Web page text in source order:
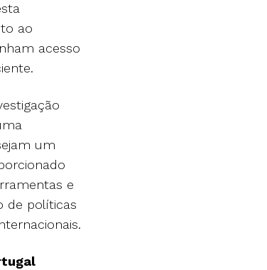
ao
acesso
um
e
de políticas